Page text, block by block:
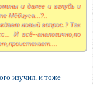
и далее и вглубь и
Мёбиуса...?..
новый вопрос.? Так
И всё--аналогично,по
изучил. и тоже